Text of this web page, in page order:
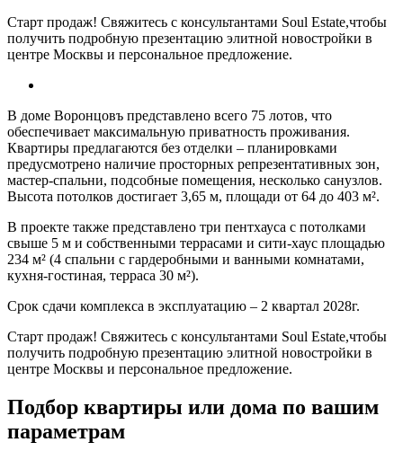
Старт продаж! Свяжитесь с консультантами Soul Estate,чтобы
получить подробную презентацию элитной новостройки в
центре Москвы и персональное предложение.
В доме Воронцовъ представлено всего 75 лотов, что
обеспечивает максимальную приватность проживания.
Квартиры предлагаются без отделки – планировками
предусмотрено наличие просторных репрезентативных зон,
мастер-спальни, подсобные помещения, несколько санузлов.
Высота потолков достигает 3,65 м, площади от 64 до 403 м².
В проекте также представлено три пентхауса с потолками
свыше 5 м и собственными террасами и сити-хаус площадью
234 м² (4 спальни с гардеробными и ванными комнатами,
кухня-гостиная, терраса 30 м²).
Срок сдачи комплекса в эксплуатацию – 2 квартал 2028г.
Старт продаж! Свяжитесь с консультантами Soul Estate,чтобы
получить подробную презентацию элитной новостройки в
центре Москвы и персональное предложение.
Подбор квартиры или дома по вашим
параметрам